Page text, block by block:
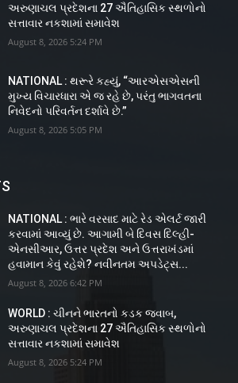
અરુણાચલ પ્રદેશના 27 ઐતિહાસિક સ્થળોનો
સત્તાવાર નકશામાં સમાવેશ
August 8, 2026 5:24 PM
NATIONAL : થરૂરે કહ્યું, “આરએસએસની
મુખ્ય વિચારધારા એ જ રહે છે, પરંતુ ભાગવતના
નિવેદનો પરિવર્તન દર્શાવે છે.”
August 8, 2026 5:05 PM
NATIONAL : ભારે વરસાદ માટે રેડ એલર્ટ જારી
કરવામાં આવ્યું છે. આગામી બે દિવસ દિલ્હી-
એનસીઆર, ઉત્તર પ્રદેશ અને ઉત્તરાખંડમાં
હવામાન કેવું રહેશે? નવીનતમ અપડેટ્સ...
August 8, 2026 6:42 PM
WORLD : ચીનને ભારતનો કડક જવાબ,
અરુણાચલ પ્રદેશના 27 ઐતિહાસિક સ્થળોનો
સત્તાવાર નકશામાં સમાવેશ
August 8, 2026 5:24 PM